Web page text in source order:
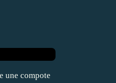
une compote